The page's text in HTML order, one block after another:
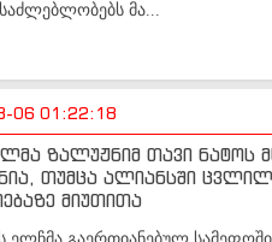
მა...
06 01:22:18
ზალუჟნიმ თავი ნატოს
თუმცა ალიანსში
მიუთითა